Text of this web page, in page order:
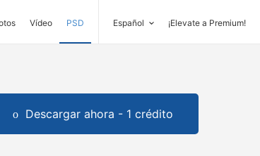
Vídeo PSD Español ¡Elevate a Premium!
Descargar ahora - 1 crédito